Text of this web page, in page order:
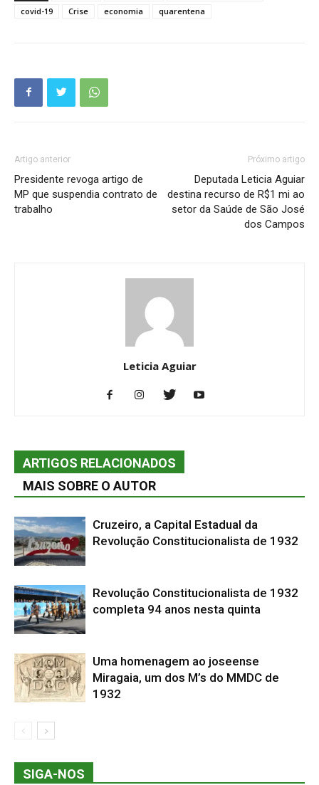
covid-19
Crise economia quarentena
Artigo anterior
Presidente revoga artigo de
MP que suspendia contrato de
trabalho
Próximo artigo
Deputada Leticia Aguiar
destina recurso de R$1 mi ao
setor da Saúde de São José
dos Campos
Leticia Aguiar
ARTIGOS RELACIONADOS
MAIS SOBRE O AUTOR
Cruzeiro, a Capital Estadual da
Revolução Constitucionalista de 1932
Revolução Constitucionalista de 1932
completa 94 anos nesta quinta
Uma homenagem ao joseense
Miragaia, um dos M’s do MMDC de
1932
SIGA-NOS